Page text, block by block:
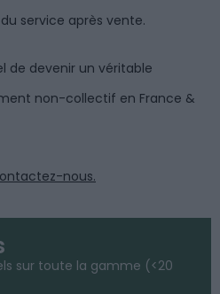
service après vente.
de devenir un véritable
non-collectif en France &
nous.
sur toute la gamme (<20